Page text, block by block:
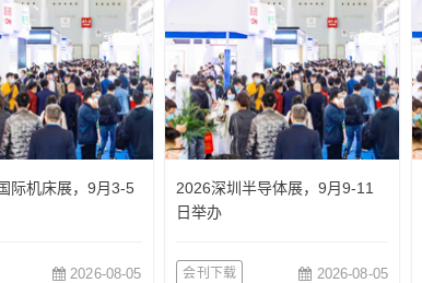
际机床展，9月3-5
2026-08-05
2026深圳半导体展，9月9-11
日举办
会刊下载 2026-08-05